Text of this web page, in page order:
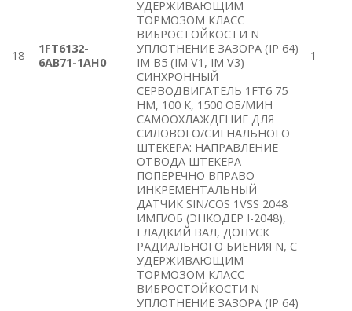
18
1FT6132-
6AB71-1AH0
УДЕРЖИВАЮЩИМ
ТОРМОЗОМ КЛАСС
ВИБРОСТОЙКОСТИ N
УПЛОТНЕНИЕ ЗАЗОРА (IP 64)
IM B5 (IM V1, IM V3)
СИНХРОННЫЙ
СЕРВОДВИГАТЕЛЬ 1FT6 75
HM, 100 К, 1500 ОБ/МИН
САМООХЛАЖДЕНИЕ ДЛЯ
СИЛОВОГО/СИГНАЛЬНОГО
ШТЕКЕРА: НАПРАВЛЕНИЕ
ОТВОДА ШТЕКЕРА
ПОПЕРЕЧНО ВПРАВО
ИНКРЕМЕНТАЛЬНЫЙ
ДАТЧИК SIN/COS 1VSS 2048
ИМП/ОБ (ЭНКОДЕР I-2048),
ГЛАДКИЙ ВАЛ, ДОПУСК
РАДИАЛЬНОГО БИЕНИЯ N, С
УДЕРЖИВАЮЩИМ
ТОРМОЗОМ КЛАСС
ВИБРОСТОЙКОСТИ N
УПЛОТНЕНИЕ ЗАЗОРА (IP 64)
1